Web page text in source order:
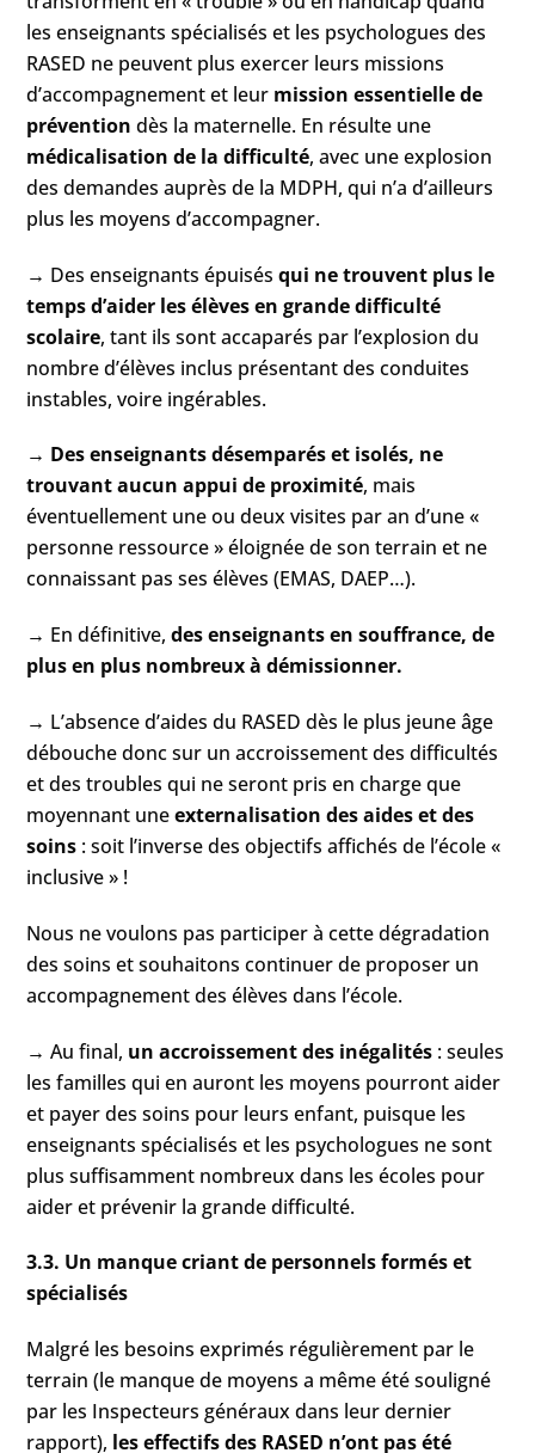
les enseignants spécialisés et les psychologues des
RASED ne peuvent plus exercer leurs missions
d’accompagnement et leur mission essentielle de
prévention dès la maternelle. En résulte une
médicalisation de la difficulté, avec une explosion
des demandes auprès de la MDPH, qui n’a d’ailleurs
plus les moyens d’accompagner.
→ Des enseignants épuisésqui ne trouvent plus le
temps d’aider les élèves en grande difficulté
scolaire, tant ils sont accaparés par l’explosion du
nombre d’élèves inclus présentant des conduites
instables, voire ingérables.
→ Des enseignants désemparés et isolés, ne
trouvant aucun appui de proximité, mais
éventuellement une ou deux visites par an d’une «
personne ressource » éloignée de son terrain et ne
connaissant pas ses élèves (EMAS, DAEP…).
→ En définitive,des enseignants en souffrance, de
plus en plus nombreux à démissionner.
→ L’absence d’aides du RASED dès le plus jeune âge
débouche donc sur un accroissement des difficultés
et des troubles qui ne seront pris en charge que
moyennant uneexternalisation des aides et des
soins : soit l’inverse des objectifs affichés de l’école «
inclusive » !
Nous ne voulons pas participer à cette dégradation
des soins et souhaitons continuer de proposer un
accompagnement des élèves dans l’école.
→ Au final, un accroissement des inégalités : seules
les familles qui en auront les moyens pourront aider
et payer des soins pour leurs enfant, puisque les
enseignants spécialisés et les psychologues ne sont
plus suffisamment nombreux dans les écoles pour
aider et prévenir la grande difficulté.
3.3. Un manque criant de personnels formés et
spécialisés
Malgré les besoins exprimés régulièrement par le
terrain (le manque de moyens a même été souligné
par les Inspecteurs généraux dans leur dernier
rapport), les effectifs des RASED n’ont pas été